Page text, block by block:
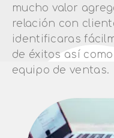
mucho valor
relación con
identificaras
de éxitos así
equipo de ventas.